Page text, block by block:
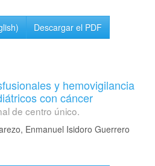
Descargar el PDF
y hemovigilancia
con cáncer
de centro único.
Enmanuel Isidoro Guerrero